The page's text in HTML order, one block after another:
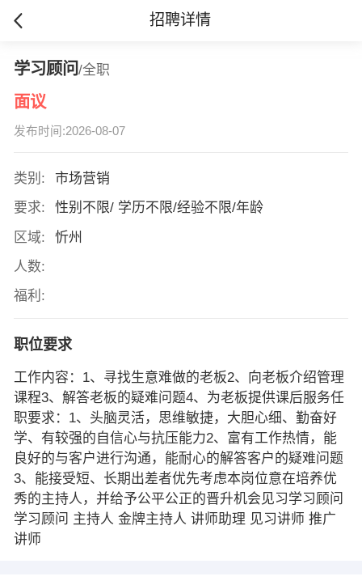
招聘详情
学习顾问/全职
面议
发布时间:2026-08-07
类别:
市场营销
要求:
性别不限/ 学历不限/经验不限/年龄
区域:
忻州
人数:
福利:
职位要求
工作内容：1、寻找生意难做的老板2、向老板介绍管理
课程3、解答老板的疑难问题4、为老板提供课后服务任
职要求：1、头脑灵活，思维敏捷，大胆心细、勤奋好
学、有较强的自信心与抗压能力2、富有工作热情，能
良好的与客户进行沟通，能耐心的解答客户的疑难问题
3、能接受短、长期出差者优先考虑本岗位意在培养优
秀的主持人，并给予公平公正的晋升机会见习学习顾问
学习顾问 主持人 金牌主持人 讲师助理 见习讲师 推广
讲师